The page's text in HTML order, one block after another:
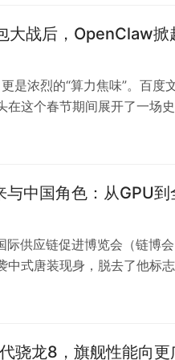
大战后，OpenClaw掀
是浓烈的“算力焦味”。百度
在这个春节期间展开了一场
中国角色：从GPU到
际供应链促进博览会（链博
中式唐装现身，脱去了他标
骁龙8，旗舰性能向更